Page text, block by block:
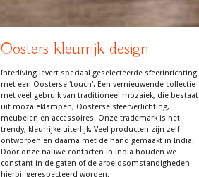
Oosters kleurrijk design
Interliving levert speciaal geselecteerde sfeerinrichting
met een Oosterse 'touch'. Een vernieuwende collectie
met veel gebruik van traditioneel mozaiek, die bestaat
uit mozaieklampen, Oosterse sfeerverlichting,
meubelen en accessoires. Onze trademark is het
trendy, kleurrijke uiterlijk. Veel producten zijn zelf
ontworpen en daarna met de hand gemaakt in India.
Door onze nauwe contacten in India houden we
constant in de gaten of de arbeidsomstandigheden
hierbij gerespecteerd worden.